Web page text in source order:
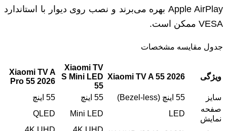
Apple AirPlay بهره می‌برند و نصب روی دیوار با استاندارد
VESA ممکن است.
جدول مقایسه مشخصات
ویژگی Xiaomi TV A 55 2026
Xiaomi TV
S Mini LED
55
Xiaomi TV A
Pro 55 2026
سایز
55 اینچ (Bezel-less) 55 اینچ
55 اینچ
صفحه
نمایش
LED
Mini LED
QLED